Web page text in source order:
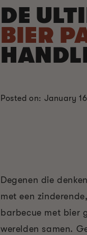
DE
BIER
Posted on: January
Degenen die
met een
barbecue met bier
werelden samen.